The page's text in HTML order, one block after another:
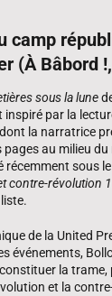
camp
(À Bâbord
sous la lune
par la
la narratrice
au milieu du
récemment sous
contre-révolution
de la United
événements,
la
et la